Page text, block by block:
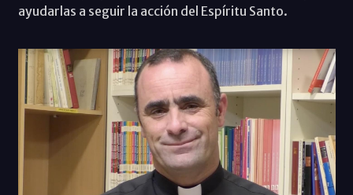
ayudarlas a seguir la acción del Espíritu Santo.